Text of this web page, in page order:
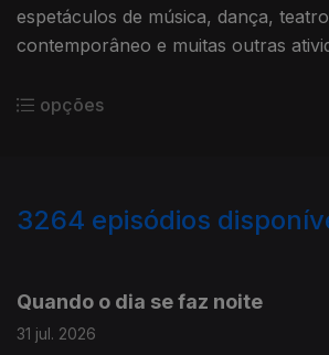
espetáculos de música, dança,
contemporâneo e muitas outras
opções
3264 episódios
Quando o dia se faz noite
31 jul. 2026